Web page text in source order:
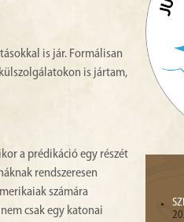
is jár. Formálisan
is jártam,
a prédikáció egy részét
rendszeresen
számára
csak egy katonai